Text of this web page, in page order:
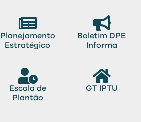
Planejamento
Estratégico
Boletim DPE
Informa
Escala de
Plantão
GT IPTU